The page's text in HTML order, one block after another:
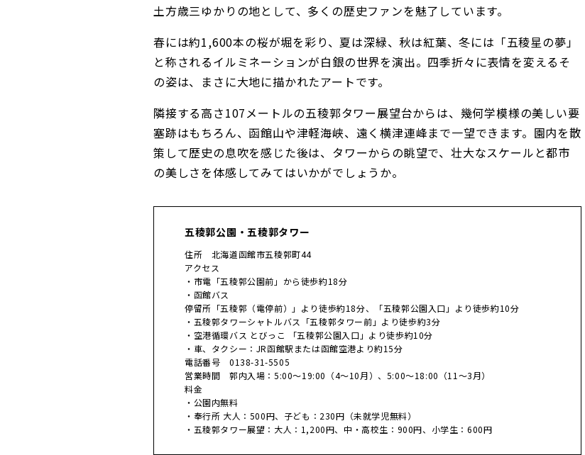
土方歳三ゆかりの地として、多くの歴史ファンを魅了しています。
春には約1,600本の桜が堀を彩り、夏は深緑、秋は紅葉、冬には「五稜星の夢」
と称されるイルミネーションが白銀の世界を演出。四季折々に表情を変えるそ
の姿は、まさに大地に描かれたアートです。
隣接する高さ107メートルの五稜郭タワー展望台からは、幾何学模様の美しい要
塞跡はもちろん、函館山や津軽海峡、遠く横津連峰まで一望できます。園内を散
策して歴史の息吹を感じた後は、タワーからの眺望で、壮大なスケールと都市
の美しさを体感してみてはいかがでしょうか。
五稜郭公園・五稜郭タワー
住所 北海道函館市五稜郭町44
アクセス
・市電「五稜郭公園前」から徒歩約18分
・函館バス
停留所「五稜郭（電停前）」より徒歩約18分、「五稜郭公園入口」より徒歩約10分
・五稜郭タワーシャトルバス「五稜郭タワー前」より徒歩約3分
・空港循環バス とびっこ 「五稜郭公園入口」より徒歩約10分
・車、タクシー：JR函館駅または函館空港より約15分
電話番号 0138-31-5505
営業時間 郭内入場：5:00～19:00（4～10月）、5:00～18:00（11～3月）
料金
・公園内無料
・奉行所 大人：500円、子ども：230円（未就学児無料）
・五稜郭タワー展望：大人：1,200円、中・高校生：900円、小学生：600円